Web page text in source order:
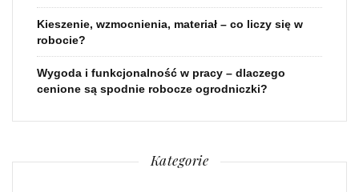
Kieszenie, wzmocnienia, materiał – co liczy się w
robocie?
Wygoda i funkcjonalność w pracy – dlaczego
cenione są spodnie robocze ogrodniczki?
Kategorie